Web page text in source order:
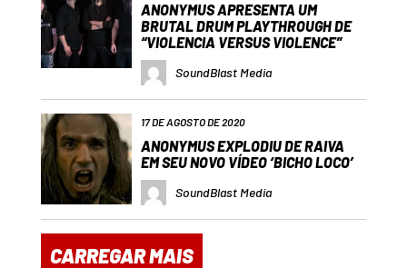
ANONYMUS APRESENTA UM
BRUTAL DRUM PLAYTHROUGH DE
“VIOLENCIA VERSUS VIOLENCE”
SoundBlast Media
17 DE AGOSTO DE 2020
ANONYMUS EXPLODIU DE RAIVA
EM SEU NOVO VÍDEO ‘BICHO LOCO’
SoundBlast Media
CARREGAR MAIS